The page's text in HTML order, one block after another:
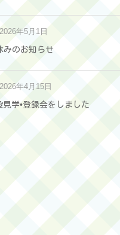
みのお知らせ
2026年5月1日
見学•登録会をしました
2026年4月15日